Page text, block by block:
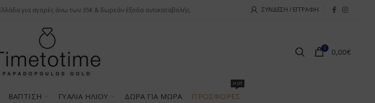
για αγορές άνω των 35€ & δωρεάν έξοδα αντικαταβολής. ΣΎΝΔΕΣΗ / ΕΓΓΡΑΦΉ
0 0,00€
ΒΆΠΤΙΣΗ ΓΥΑΛΙΆ ΗΛΊΟΥ ΔΏΡΑ ΓΙΑ ΜΩΡΆ ΠΡΟΣΦΟΡΕΣ
HOT